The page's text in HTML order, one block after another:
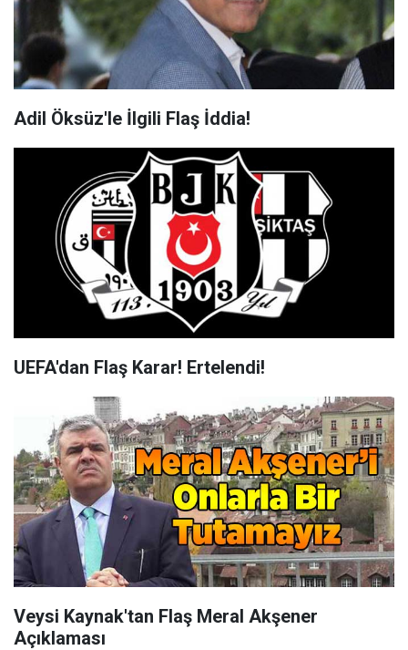
Adil Öksüz'le İlgili Flaş İddia!
UEFA'dan Flaş Karar! Ertelendi!
Veysi Kaynak'tan Flaş Meral Akşener
Açıklaması